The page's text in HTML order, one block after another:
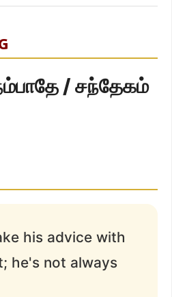
/ சந்தேகம்
his advice with
he's not always